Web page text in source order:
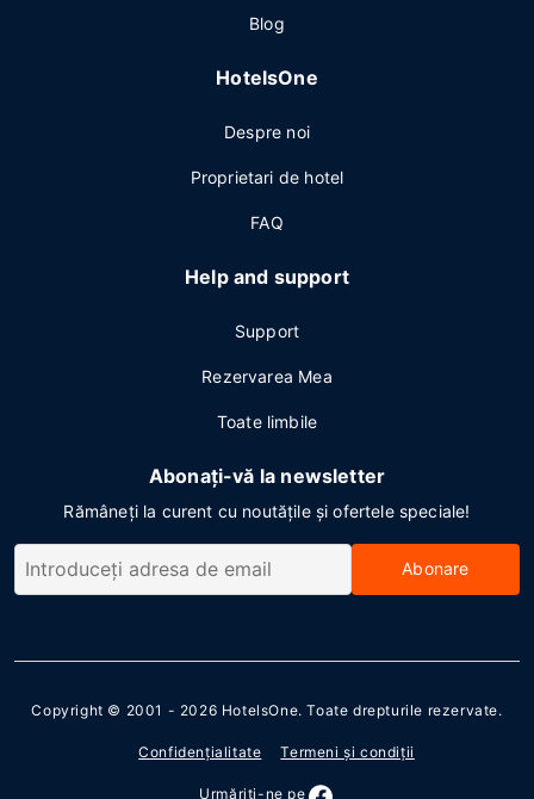
Blog
HotelsOne
Despre noi
Proprietari de hotel
FAQ
Help and support
Support
Rezervarea Mea
Toate limbile
Abonați-vă la newsletter
Rămâneți la curent cu noutățile și ofertele speciale!
Abonare
Copyright © 2001 - 2026 HotelsOne. Toate drepturile rezervate.
Confidenţialitate Termeni şi condiţii
Urmăriţi-ne pe